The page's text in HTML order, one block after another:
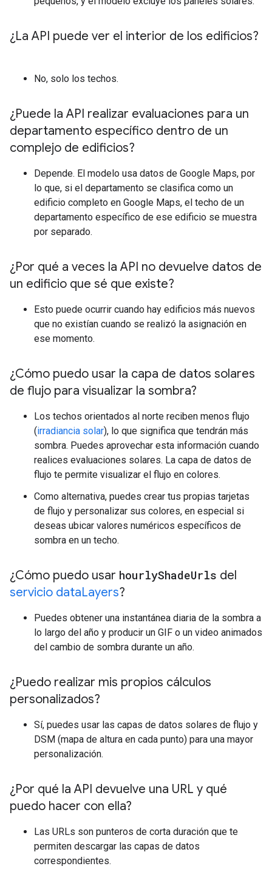
¿La API puede ver el interior de los edificios?
No, solo los techos.
¿Puede la API realizar evaluaciones para un
departamento específico dentro de un
complejo de edificios?
Depende. El modelo usa datos de Google Maps, por
lo que, si el departamento se clasifica como un
edificio completo en Google Maps, el techo de un
departamento específico de ese edificio se muestra
por separado.
¿Por qué a veces la API no devuelve datos de
un edificio que sé que existe?
Esto puede ocurrir cuando hay edificios más nuevos
que no existían cuando se realizó la asignación en
ese momento.
¿Cómo puedo usar la capa de datos solares
de flujo para visualizar la sombra?
Los techos orientados al norte reciben menos flujo
(irradiancia solar), lo que significa que tendrán más
sombra. Puedes aprovechar esta información cuando
realices evaluaciones solares. La capa de datos de
flujo te permite visualizar el flujo en colores.
Como alternativa, puedes crear tus propias tarjetas
de flujo y personalizar sus colores, en especial si
deseas ubicar valores numéricos específicos de
sombra en un techo.
¿Cómo puedo usar hourlyShadeUrls del
servicio dataLayers?
Puedes obtener una instantánea diaria de la sombra a
lo largo del año y producir un GIF o un video animados
del cambio de sombra durante un año.
¿Puedo realizar mis propios cálculos
personalizados?
Sí, puedes usar las capas de datos solares de flujo y
DSM (mapa de altura en cada punto) para una mayor
personalización.
¿Por qué la API devuelve una URL y qué
puedo hacer con ella?
Las URLs son punteros de corta duración que te
permiten descargar las capas de datos
correspondientes.